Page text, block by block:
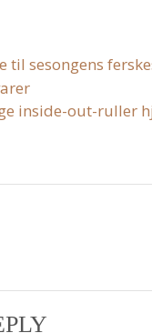
sesongens
inside-out-ruller